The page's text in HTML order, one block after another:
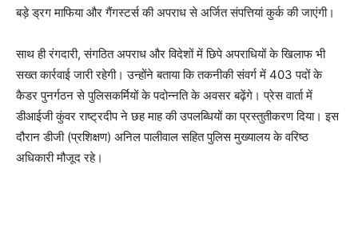
बड़े ड्रग माफिया और गैंगस्टर्स की अपराध से अर्जित संपत्तियां कुर्क की जाएंगी।
साथ ही रंगदारी, संगठित अपराध और विदेशों में छिपे अपराधियों के खिलाफ भी
सख्त कार्रवाई जारी रहेगी। उन्होंने बताया कि तकनीकी संवर्ग में 403 पदों के
कैडर पुनर्गठन से पुलिसकर्मियों के पदोन्नति के अवसर बढ़ेंगे। प्रेस वार्ता में
डीआईजी कुंवर राष्ट्रदीप ने छह माह की उपलब्धियों का प्रस्तुतीकरण दिया। इस
दौरान डीजी (प्रशिक्षण) अनिल पालीवाल सहित पुलिस मुख्यालय के वरिष्ठ
अधिकारी मौजूद रहे।